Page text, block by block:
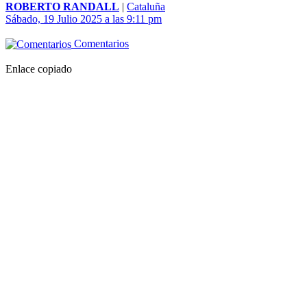
ROBERTO RANDALL | Cataluña
Sábado, 19 Julio 2025 a las 9:11 pm
Comentarios
Enlace copiado